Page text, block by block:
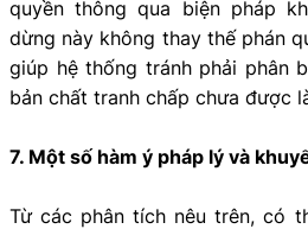
quyền thông qua biện pháp
dừng này không thay thế phán
giúp hệ thống tránh phải phân
bản chất tranh chấp chưa được
7. Một số hàm ý pháp lý và
Từ các phân tích nêu trên, có